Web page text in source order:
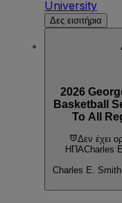
University
Δες εισιτήρια
2026
Basketball
To All
Δεν έχει
ΗΠΑCharles
Charles E.